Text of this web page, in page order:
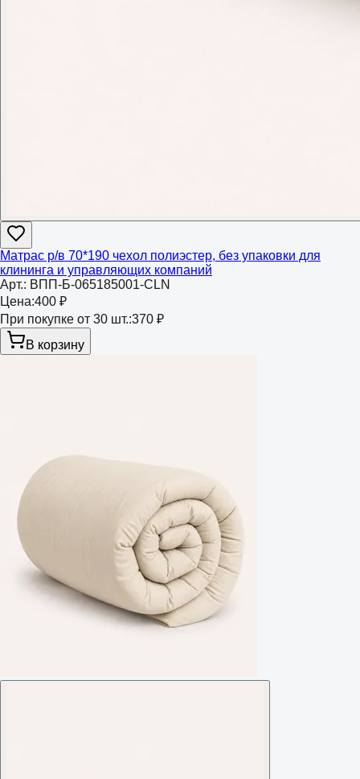
Матрас р/в 70*190 чехол полиэстер, без упаковки для
клининга и управляющих компаний
Арт.: ВПП-Б-065185001-CLN
Цена:400 ₽
При покупке от 30 шт.:370 ₽
В корзину